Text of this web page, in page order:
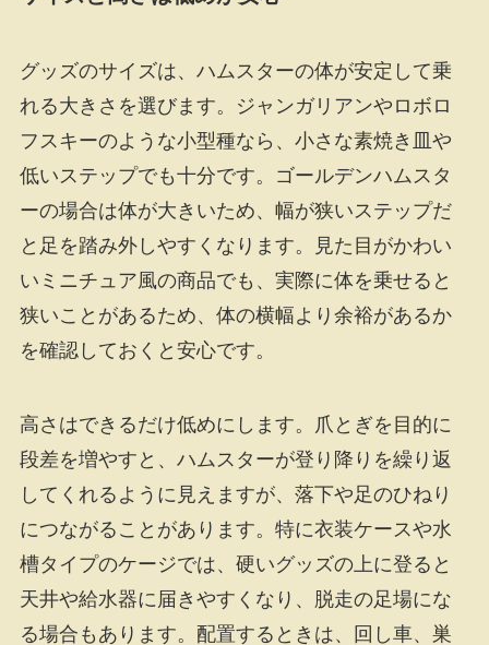
グッズのサイズは、ハムスターの体が安定して乗
れる大きさを選びます。ジャンガリアンやロボロ
フスキーのような小型種なら、小さな素焼き皿や
低いステップでも十分です。ゴールデンハムスタ
ーの場合は体が大きいため、幅が狭いステップだ
と足を踏み外しやすくなります。見た目がかわい
いミニチュア風の商品でも、実際に体を乗せると
狭いことがあるため、体の横幅より余裕があるか
を確認しておくと安心です。
高さはできるだけ低めにします。爪とぎを目的に
段差を増やすと、ハムスターが登り降りを繰り返
してくれるように見えますが、落下や足のひねり
につながることがあります。特に衣装ケースや水
槽タイプのケージでは、硬いグッズの上に登ると
天井や給水器に届きやすくなり、脱走の足場にな
る場合もあります。配置するときは、回し車、巣